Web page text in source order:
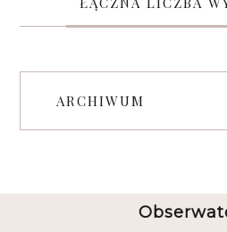
ARCHIWUM